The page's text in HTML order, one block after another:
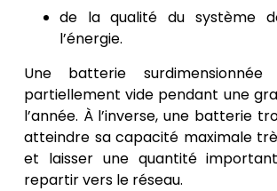
de la qualité du système
l’énergie.
Une batterie
partiellement vide pendant une
l’année. À l’inverse, une batterie
atteindre sa capacité maximale
et laisser une quantité
repartir vers le réseau.